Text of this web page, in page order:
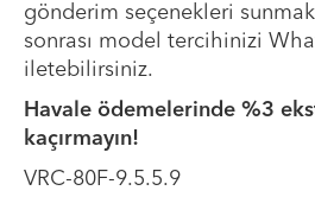
gönderim seçenekleri
sonrası model tercihinizi
iletebilirsiniz.
Havale ödemelerinde %3
kaçırmayın!
VRC-80F-9.5.5.9